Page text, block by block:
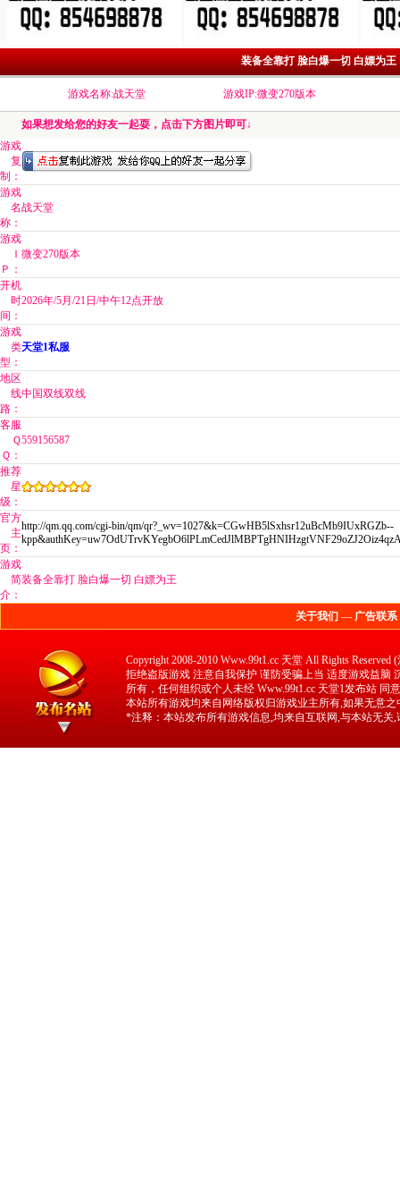
装备全靠打 脸白爆一切 白嫖为王
游戏名称:战天堂 游戏IP:微变270版本
如果想发给您的好友一起耍，点击下方图片即可↓
游戏
复
制：
游戏
名
称：
战天堂
游戏
Ｉ
Ｐ：
微变270版本
开机
时
间：
2026年/5月/21日/中午12点开放
游戏
类
型：
天堂1私服
地区
线
路：
中国双线双线
客服
Ｑ
Ｑ：
559156587
推荐
星
级：
官方
主
页：
http://qm.qq.com/cgi-bin/qm/qr?_wv=1027&k=CGwHB5lSxhsr12uBcMb9IUxRGZb--
游戏
简
介：
装备全靠打 脸白爆一切 白嫖为王
关于我们 — 广告联系
Copyright 2008-2010 Www.99t1.cc 天堂 All Rights
拒绝盗版游戏 注意自我保护 谨防受骗上当 适度游戏益脑
所有，任何组织或个人未经 Www.99t1.cc 天堂1发布站 同
本站所有游戏均来自网络版权归游戏业主所有,如果无意
*注释：本站发布所有游戏信息,均来自互联网,与本站无